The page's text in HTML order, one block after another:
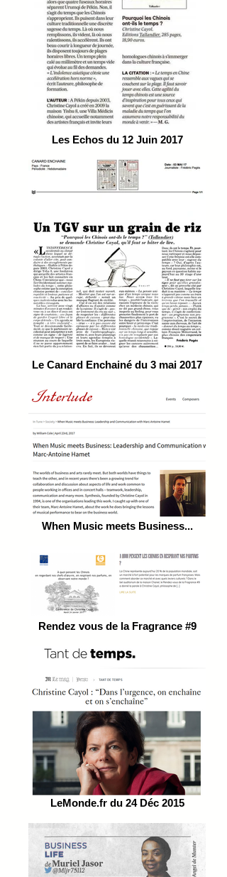
Les Echos du 12 Juin 2017
Le Canard Enchainé du 3 mai 2017
When Music meets Business...
Rendez vous de la Fragrance #9
LeMonde.fr du 24 Déc 2015